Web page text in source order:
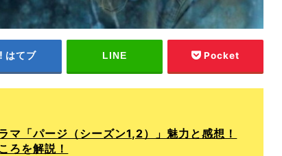
はてブ LINE Pocket
マ「パージ（シーズン1,2）」魅力と感想！
ろを解説！